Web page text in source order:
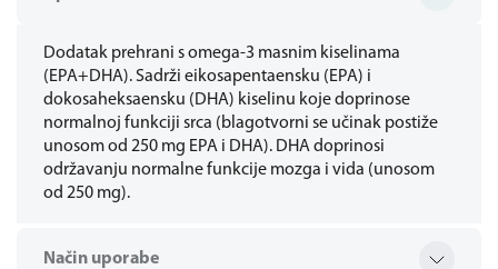
Dodatak prehrani s omega-3 masnim kiselinama
(EPA+DHA). Sadrži eikosapentaensku (EPA) i
dokosaheksaensku (DHA) kiselinu koje doprinose
normalnoj funkciji srca (blagotvorni se učinak postiže
unosom od 250 mg EPA i DHA). DHA doprinosi
održavanju normalne funkcije mozga i vida (unosom
od 250 mg).
Način uporabe